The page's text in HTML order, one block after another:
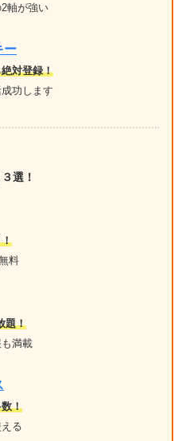
軸が強い
ー
対登録！
功します
選！
料
題！
満載
！
る